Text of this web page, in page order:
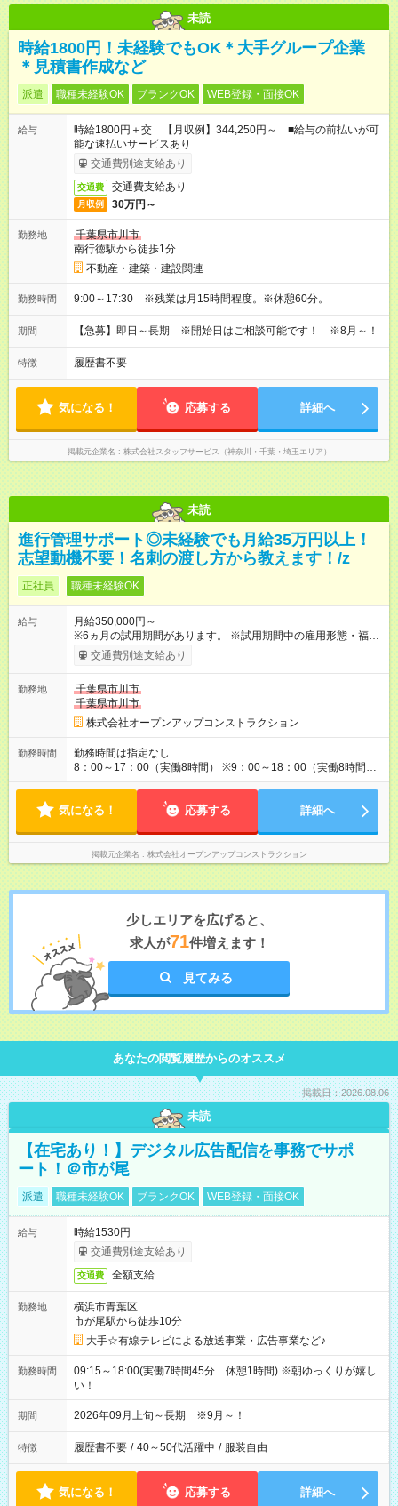
未読
時給1800円！未経験でもOK＊大手グループ企業
＊見積書作成など
派遣 職種未経験OK ブランクOK WEB登録・面接OK
給与
時給1800円＋交 【月収例】344,250円～ ■給与の前払いが可
能な速払いサービスあり
交通費別途支給あり
交通費 交通費支給あり
月収例 30万円～
勤務地
千葉県市川市
南行徳駅から徒歩1分
不動産・建築・建設関連
勤務時間 9:00～17:30 ※残業は月15時間程度。※休憩60分。
期間 【急募】即日～長期 ※開始日はご相談可能です！ ※8月～！
特徴 履歴書不要
気になる！ 応募する 詳細へ
掲載元企業名 株式会社スタッフサービス（神奈川・千葉・埼玉エリア）
未読
進行管理サポート◎未経験でも月給35万円以上！
志望動機不要！名刺の渡し方から教えます！/z
正社員 職種未経験OK
給与
月給350,000円～
※6ヵ月の試用期間があります。 ※試用期間中の雇用形態・福利
厚生は変わりません。 ◎固定残業代（60時間分／11万円～）含
む／超過分別途支給 ＜未経験でも月給が高い理由＞ 新しい仕事
んなとき、お金の面で不安があれば、仕事が手につきません。
収入面で安心できれば、仕事に集中できる。その考えから、夢
真では未経験でも月給35万円以上にしています。
交通費別途支給あり
勤務地
千葉県市川市
千葉県市川市
株式会社オープンアップコンストラクション
勤務時間
勤務時間は指定なし
8：00～17：00（実働8時間） ※9：00～18：00（実働8時間）
の勤務地もあります。
気になる！ 応募する 詳細へ
掲載元企業名 株式会社オープンアップコンストラクション
少しエリアを広げると、
求人が71件増えます！
見てみる
あなたの閲覧履歴からのオススメ
掲載日：2026.08.06
未読
【在宅あり！】デジタル広告配信を事務でサポ
ート！＠市が尾
派遣 職種未経験OK ブランクOK WEB登録・面接OK
給与
時給1530円
交通費別途支給あり
交通費 全額支給
勤務地
横浜市青葉区
市が尾駅から徒歩10分
大手☆有線テレビによる放送事業・広告事業など♪
勤務時間
09:15～18:00(実働7時間45分 休憩1時間) ※朝ゆっくりが嬉し
い！
期間 2026年09月上旬～長期 ※9月～！
特徴 履歴書不要 / 40～50代活躍中 / 服装自由
気になる！ 応募する 詳細へ